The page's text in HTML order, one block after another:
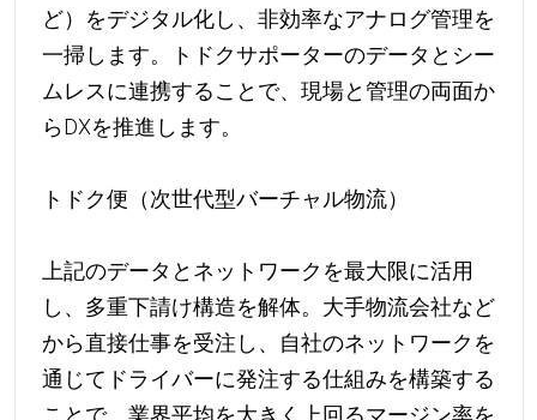
ど）をデジタル化し、非効率なアナログ管理を
一掃します。トドクサポーターのデータとシー
ムレスに連携することで、現場と管理の両面か
らDXを推進します。
トドク便（次世代型バーチャル物流）
上記のデータとネットワークを最大限に活用
し、多重下請け構造を解体。大手物流会社など
から直接仕事を受注し、自社のネットワークを
通じてドライバーに発注する仕組みを構築する
ことで、業界平均を大きく上回るマージン率を